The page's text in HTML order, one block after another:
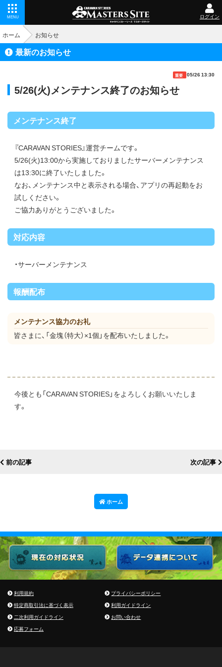
MENU ログイン
ホーム お知らせ
最新のお知らせ
重要 05/26 13:30
5/26(火)メンテナンス終了のお知らせ
メンテナンス終了
『CARAVAN STORIES』運営チームです。
5/26(火)13:00から実施しておりましたサーバーメンテナンス
は13:30に終了いたしました。
なお、メンテナンス中と表示される場合、アプリの再起動をお
試しください。
ご協力ありがとうございました。
対応内容
・サーバーメンテナンス
報酬配布
メンテナンス協力のお礼
皆さまに、「金塊（特大）×1個」を配布いたしました。
今後とも「CARAVAN STORIES」をよろしくお願いいたしま
す。
前の記事 次の記事
ホーム
利用規約
プライバシーポリシー
特定商取引法に基づく表示
利用ガイドライン
二次利用ガイドライン
お問い合わせ
応募フォーム